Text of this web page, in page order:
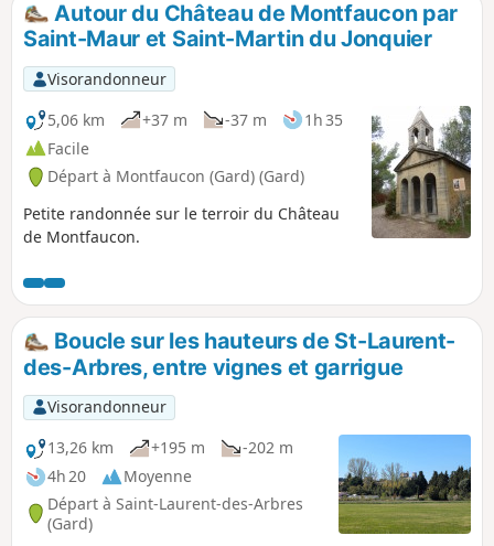
p
Autour du Château de Montfaucon par
Saint-Maur et Saint-Martin du Jonquier
Visorandonneur
5,06 km
+37 m -37 m
1h 35
Facile
Départ à Montfaucon (Gard) (Gard)
Petite randonnée sur le terroir du Château
de Montfaucon.
Boucle sur les hauteurs de St-Laurent-
des-Arbres, entre vignes et garrigue
Visorandonneur
13,26 km
+195 m
-202 m
4h 20
Moyenne
Départ à Saint-Laurent-des-Arbres
(Gard)